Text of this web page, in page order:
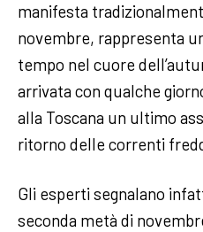
manifesta
novembre, rappresenta
tempo nel cuore
arrivata con qualche
alla Toscana un ultimo
ritorno delle correnti
Gli esperti segnalano
seconda metà di